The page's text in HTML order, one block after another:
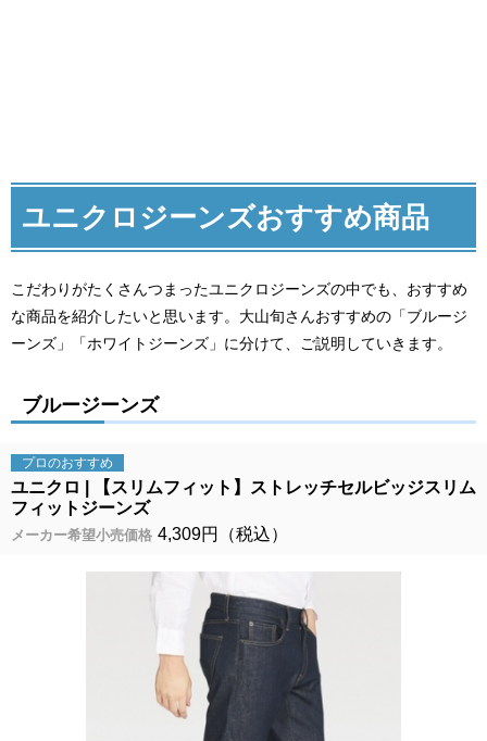
ユニクロジーンズおすすめ商品
こだわりがたくさんつまったユニクロジーンズの中でも、おすすめ
な商品を紹介したいと思います。大山旬さんおすすめの「ブルージ
ーンズ」「ホワイトジーンズ」に分けて、ご説明していきます。
ブルージーンズ
プロのおすすめ
ユニクロ
【スリムフィット】ストレッチセルビッジスリム
フィットジーンズ
メーカー希望小売価格 4,309円（税込）